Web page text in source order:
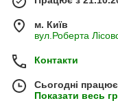
м. Київ
вул.Роберта
Контакти
Сьогодні
Показати весь